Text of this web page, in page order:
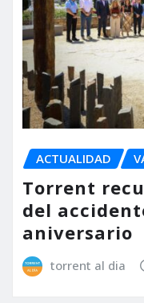
ACTUALIDAD
Torrent
del
aniversario
torrent al dia